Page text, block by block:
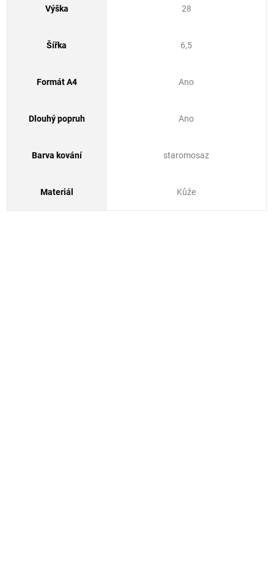
Výška 28
Šířka 6,5
Formát A4 Ano
Dlouhý popruh Ano
Barva kování staromosaz
Materiál Kůže